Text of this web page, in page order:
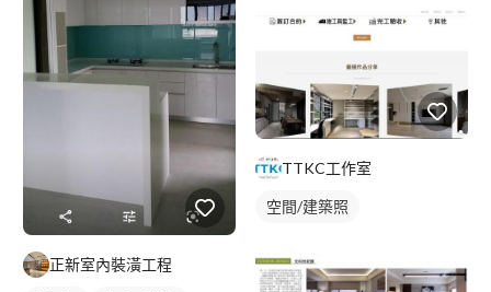
正新室內裝潢工程
TTKC工作室
空間/建築照